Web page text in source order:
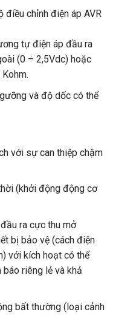
chỉnh điện áp AVR
tự điện áp đầu ra
(0 ÷ 2,5Vdc) hoặc
và độ dốc có thể
với sự can thiệp chậm
(khởi động động cơ
ra cực thu mở
bị bảo vệ (cách điện
với kích hoạt có thể
riêng lẻ và khả
bất thường (loại cảnh